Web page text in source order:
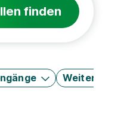
finden
Weitere Filter